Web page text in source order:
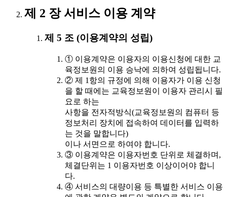
제 2 장 서비스 이용 계약
제 5 조 (이용계약의 성립)
① 이용계약은 이용자의 이용신청에 대한 교
육정보원의 이용 승낙에 의하여 성립됩니다.
② 제 1항의 규정에 의해 이용자가 이용 신청
을 할 때에는 교육정보원이 이용자 관리시 필
요로 하는
사항을 전자적방식(교육정보원의 컴퓨터 등
정보처리 장치에 접속하여 데이터를 입력하
는 것을 말합니다)
이나 서면으로 하여야 합니다.
③ 이용계약은 이용자번호 단위로 체결하며,
체결단위는 1 이용자번호 이상이어야 합니
다.
④ 서비스의 대량이용 등 특별한 서비스 이용